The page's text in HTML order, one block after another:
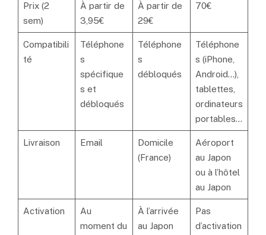
Prix (2
sem)
À partir de
3,95€
À partir de
29€
70€
Compatibili
té
Téléphone
s
spécifique
s et
débloqués
Téléphone
s
débloqués
Téléphone
s (iPhone,
Android…),
tablettes,
ordinateurs
portables…
Livraison Email
Domicile
(France)
Aéroport
au Japon
ou à l’hôtel
au Japon
Activation
Au
moment du
À l’arrivée
au Japon
Pas
d’activation